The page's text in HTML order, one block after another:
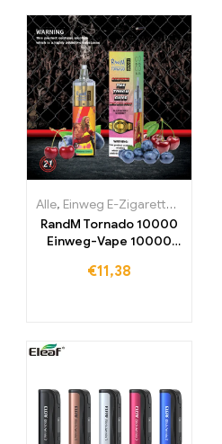
Einweg-E-Zigaretten Belgien,Einweg-
Alle, Einweg E-Zigaretten
RandM Tornado 10000
Einweg-Vape 10000
€11,38